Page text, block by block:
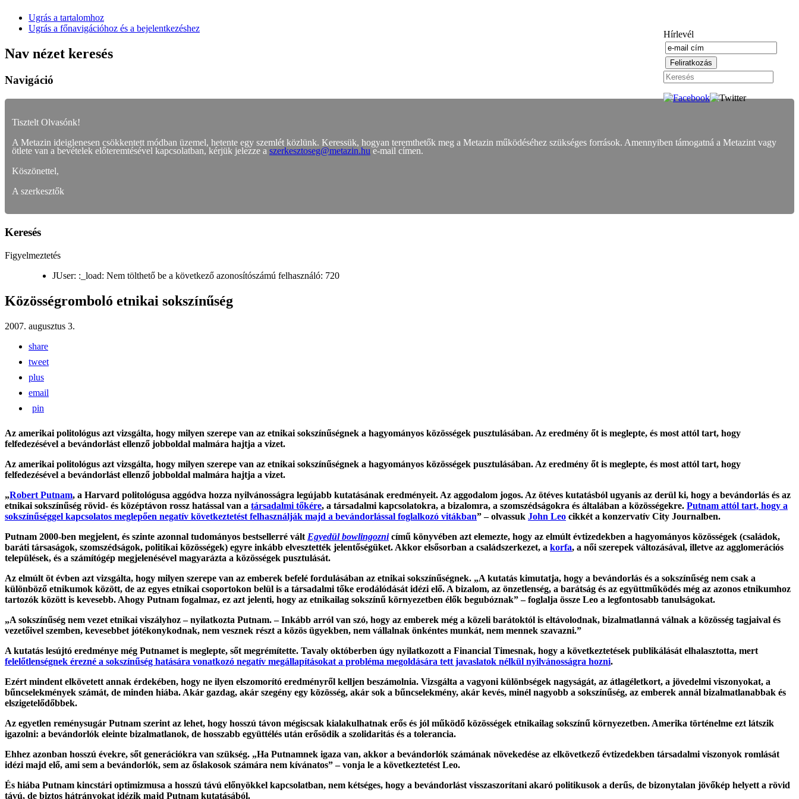
Hírlevél
Ugrás a tartalomhoz
Ugrás a főnavigációhoz és a bejelentkezéshez
Nav nézet keresés
Navigáció
Tisztelt Olvasónk!
A Metazin ideiglenesen csökkentett módban üzemel, hetente egy szemlét közlünk. Keressük, hogyan teremthetők meg a Metazin működéséhez szükséges források. Amennyiben támogatná a Metazint vagy
ötlete van a bevételek előteremtésével kapcsolatban, kérjük jelezze a szerkesztoseg@metazin.hue-mail címen.
Köszönettel,
A szerkesztők
Keresés
Figyelmeztetés
JUser: :_load: Nem tölthető be a következő azonosítószámú felhasználó: 720
Közösségromboló etnikai sokszínűség
2007. augusztus 3.
share
tweet
plus
email
pin
Az amerikai politológus azt vizsgálta, hogy milyen szerepe van az etnikai sokszínűségnek a hagyományos közösségek pusztulásában. Az eredmény őt is meglepte, és most attól tart, hogy
felfedezésével a bevándorlást ellenző jobboldal malmára hajtja a vizet.
Az amerikai politológus azt vizsgálta, hogy milyen szerepe van az etnikai sokszínűségnek a hagyományos közösségek pusztulásában. Az eredmény őt is meglepte, és most attól tart, hogy
felfedezésével a bevándorlást ellenző jobboldal malmára hajtja a vizet.
„Robert Putnam, a Harvard politológusa aggódva hozza nyilvánosságra legújabb kutatásának eredményeit. Az aggodalom jogos. Az ötéves kutatásból ugyanis az derül ki, hogy a bevándorlás és az
etnikai sokszínűség rövid- és középtávon rossz hatással van a társadalmi tőkére, a társadalmi kapcsolatokra, a bizalomra, a szomszédságokra és általában a közösségekre. Putnam attól tart, hogy a
sokszínűséggel kapcsolatos meglepően negatív következtetést felhasználják majd a bevándorlással foglalkozó vitákban” – olvassuk John Leo cikkét a konzervatív City Journalben.
Putnam 2000-ben megjelent, és szinte azonnal tudományos bestsellerré vált Egyedül bowlingoznicímű könyvében azt elemezte, hogy az elmúlt évtizedekben a hagyományos közösségek (családok,
baráti társaságok, szomszédságok, politikai közösségek) egyre inkább elvesztették jelentőségüket. Akkor elsősorban a családszerkezet, a korfa, a női szerepek változásával, illetve az agglomerációs
települések, és a számítógép megjelenésével magyarázta a közösségek pusztulását.
Az elmúlt öt évben azt vizsgálta, hogy milyen szerepe van az emberek befelé fordulásában az etnikai sokszínűségnek. „A kutatás kimutatja, hogy a bevándorlás és a sokszínűség nem csak a
különböző etnikumok között, de az egyes etnikai csoportokon belül is a társadalmi tőke erodálódását idézi elő. A bizalom, az önzetlenség, a barátság és az együttműködés még az azonos etnikumhoz
tartozók között is kevesebb. Ahogy Putnam fogalmaz, ez azt jelenti, hogy az etnikailag sokszínű környezetben élők begubóznak” – foglalja össze Leo a legfontosabb tanulságokat.
„A sokszínűség nem vezet etnikai viszályhoz – nyilatkozta Putnam. – Inkább arról van szó, hogy az emberek még a közeli barátoktól is eltávolodnak, bizalmatlanná válnak a közösség tagjaival és
vezetőivel szemben, kevesebbet jótékonykodnak, nem vesznek részt a közös ügyekben, nem vállalnak önkéntes munkát, nem mennek szavazni.”
A kutatás lesújtó eredménye még Putnamet is meglepte, sőt megrémítette. Tavaly októberben úgy nyilatkozott a Financial Timesnak, hogy a következtetések publikálását elhalasztotta, mert
felelőtlenségnek érezné a sokszínűség hatására vonatkozó negatív megállapításokat a probléma megoldására tett javaslatok nélkül nyilvánosságra hozni.
Ezért mindent elkövetett annak érdekében, hogy ne ilyen elszomorító eredményről kelljen beszámolnia. Vizsgálta a vagyoni különbségek nagyságát, az átlagéletkort, a jövedelmi viszonyokat, a
bűncselekmények számát, de minden hiába. Akár gazdag, akár szegény egy közösség, akár sok a bűncselekmény, akár kevés, minél nagyobb a sokszínűség, az emberek annál bizalmatlanabbak és
elszigetelődőbbek.
Az egyetlen reménysugár Putnam szerint az lehet, hogy hosszú távon mégiscsak kialakulhatnak erős és jól működő közösségek etnikailag sokszínű környezetben. Amerika történelme ezt látszik
igazolni: a bevándorlók eleinte bizalmatlanok, de hosszabb együttélés után erősödik a szolidaritás és a tolerancia.
Ehhez azonban hosszú évekre, sőt generációkra van szükség. „Ha Putnamnek igaza van, akkor a bevándorlók számának növekedése az elkövetkező évtizedekben társadalmi viszonyok romlását
idézi majd elő, ami sem a bevándorlók, sem az őslakosok számára nem kívánatos” – vonja le a következtetést Leo.
És hiába Putnam kincstári optimizmusa a hosszú távú előnyökkel kapcsolatban, nem kétséges, hogy a bevándorlást visszaszorítani akaró politikusok a derűs, de bizonytalan jövőkép helyett a rövid
távú, de biztos hátrányokat idézik majd Putnam kutatásából.